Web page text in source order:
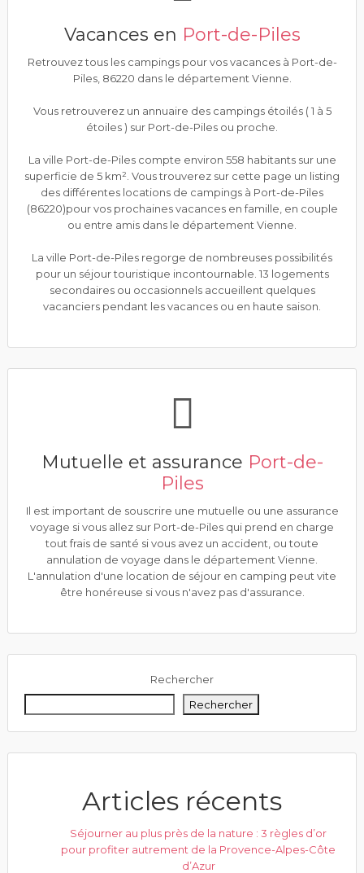
Vacances en Port-de-Piles
Retrouvez tous les campings pour vos vacances à Port-de-
Piles, 86220 dans le département Vienne.
Vous retrouverez un annuaire des campings étoilés ( 1 à 5
étoiles ) sur Port-de-Piles ou proche.
La ville Port-de-Piles compte environ 558 habitants sur une
superficie de 5 km². Vous trouverez sur cette page un listing
des différentes locations de campings à Port-de-Piles
(86220)pour vos prochaines vacances en famille, en couple
ou entre amis dans le département Vienne.
La ville Port-de-Piles regorge de nombreuses possibilités
pour un séjour touristique incontournable. 13 logements
secondaires ou occasionnels accueillent quelques
vacanciers pendant les vacances ou en haute saison.
Mutuelle et assurance Port-de-
Piles
Il est important de souscrire une mutuelle ou une assurance
voyage si vous allez sur Port-de-Piles qui prend en charge
tout frais de santé si vous avez un accident, ou toute
annulation de voyage dans le département Vienne.
L'annulation d'une location de séjour en camping peut vite
être honéreuse si vous n'avez pas d'assurance.
Rechercher
Rechercher
Articles récents
Séjourner au plus près de la nature : 3 règles d’or
pour profiter autrement de la Provence-Alpes-Côte
d’Azur